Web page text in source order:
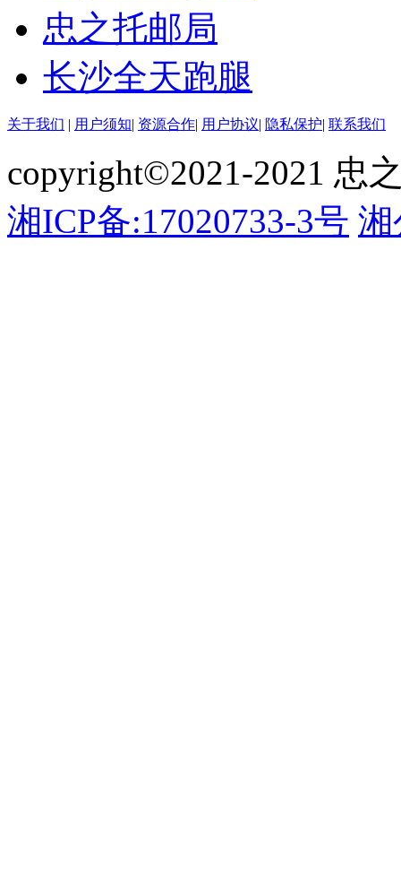
忠之托邮局
长沙全天跑腿
关于我们 | 用户须知| 资源合作| 用户协议| 隐私保护| 联系我们
copyright©2021-2021 忠
湘ICP备:17020733-3号 湘